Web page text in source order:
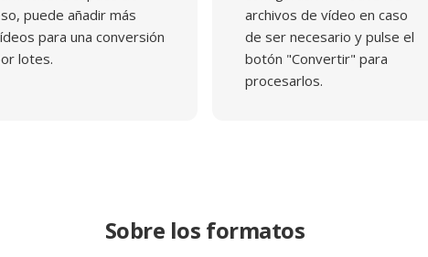
puede añadir más
para una conversión
lotes.
archivos de vídeo en caso
de ser necesario y pulse el
botón "Convertir" para
procesarlos.
Sobre los formatos